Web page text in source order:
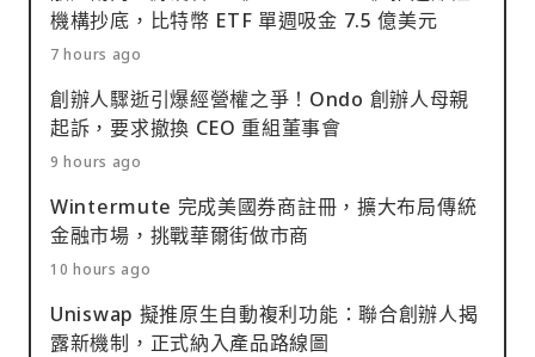
機構抄底，比特幣 ETF 單週吸金 7.5 億美元
7 hours ago
創辦人驟逝引爆經營權之爭！Ondo 創辦人母親
起訴，要求撤換 CEO 重組董事會
9 hours ago
Wintermute 完成美國券商註冊，擴大布局傳統
金融市場，挑戰華爾街做市商
10 hours ago
Uniswap 擬推原生自動複利功能：聯合創辦人揭
露新機制，正式納入產品路線圖